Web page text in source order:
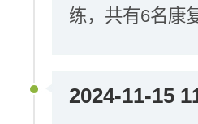
练，共有6名康
2024-11-15